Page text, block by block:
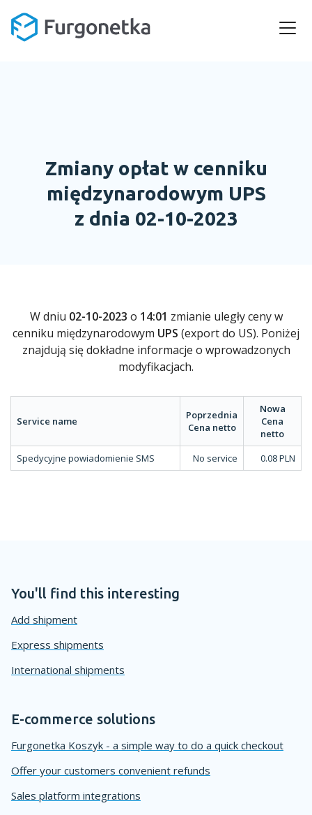
Zmiany opłat w cenniku
międzynarodowym UPS
z dnia 02-10-2023
W dniu 02-10-2023 o 14:01 zmianie uległy ceny w
cenniku międzynarodowym UPS (export do US). Poniżej
znajdują się dokładne informacje o wprowadzonych
modyfikacjach.
Service name
Poprzednia
Cena netto
Nowa
Cena
netto
Spedycyjne powiadomienie SMS
No service 0.08 PLN
You'll find this interesting
Add shipment
Express shipments
International shipments
E-commerce solutions
Furgonetka Koszyk - a simple way to do a quick checkout
Offer your customers convenient refunds
Sales platform integrations